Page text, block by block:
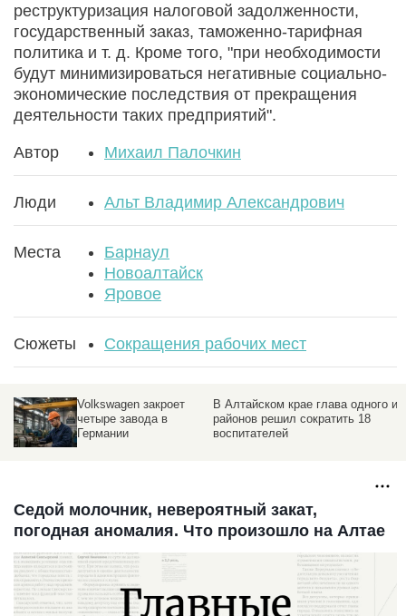
реструктуризация налоговой задолженности,
государственный заказ, таможенно-тарифная
политика и т. д. Кроме того, "при необходимости
будут минимизироваться негативные социально-
экономические последствия от прекращения
деятельности таких предприятий".
Автор Михаил Палочкин
Люди Альт Владимир Александрович
Места
Барнаул
Новоалтайск
Яровое
Сюжеты Сокращения рабочих мест
Volkswagen закроет
четыре завода в
Германии
В Алтайском крае глава одного из
районов решил сократить 18
воспитателей
Седой молочник, невероятный закат,
погодная аномалия. Что произошло на Алтае